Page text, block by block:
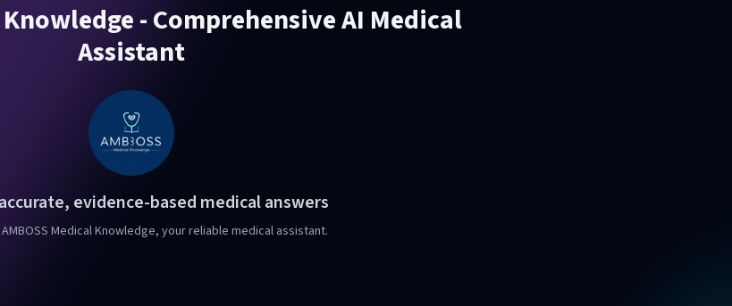
- Comprehensive AI Medical
Assistant
evidence-based medical answers
Medical Knowledge, your reliable medical assistant.